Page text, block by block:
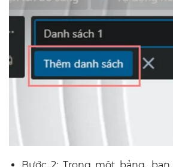
Bước 2: Trong một bảng,